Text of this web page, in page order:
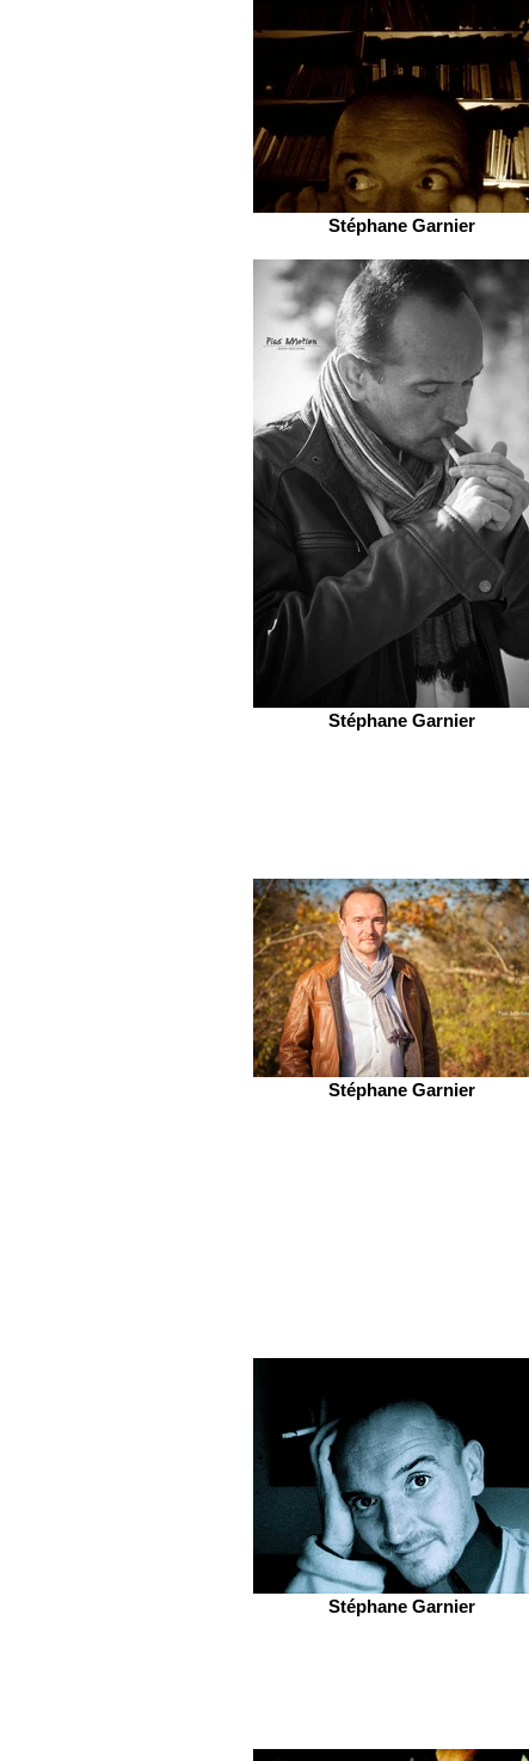
Stéphane Garnier
Stéphane Garnier
Stéphane Garnier
Stéphane Garnier